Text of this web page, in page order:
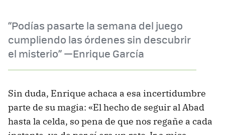
“Podías pasarte la semana del juego
cumpliendo las órdenes sin descubrir
el misterio” —Enrique García
Sin duda, Enrique achaca a esa incertidumbre
parte de su magia: «El hecho de seguir al Abad
hasta la celda, so pena de que nos regañe a cada